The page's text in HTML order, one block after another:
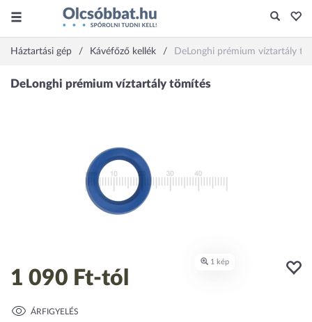
Háztartási gép Kávéfőző kellék DeLonghi prémium víztartály
1 090 Ft-tól
ÁRFIGYELÉS